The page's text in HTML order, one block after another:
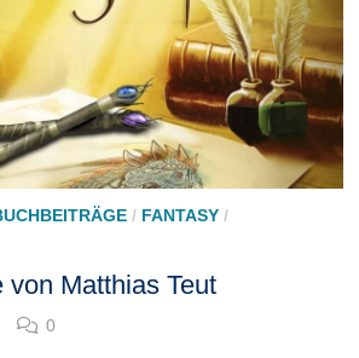
/ FANTASY/
von Matthias Teut
0